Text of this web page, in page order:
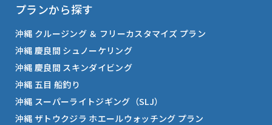
プランから探す
沖縄 クルージング ＆ フリーカスタマイズ プラン
沖縄 慶良間 シュノーケリング
沖縄 慶良間 スキンダイビング
沖縄 五目 船釣り
沖縄 スーパーライトジギング（SLJ）
沖縄 ザトウクジラ ホエールウォッチング プラン